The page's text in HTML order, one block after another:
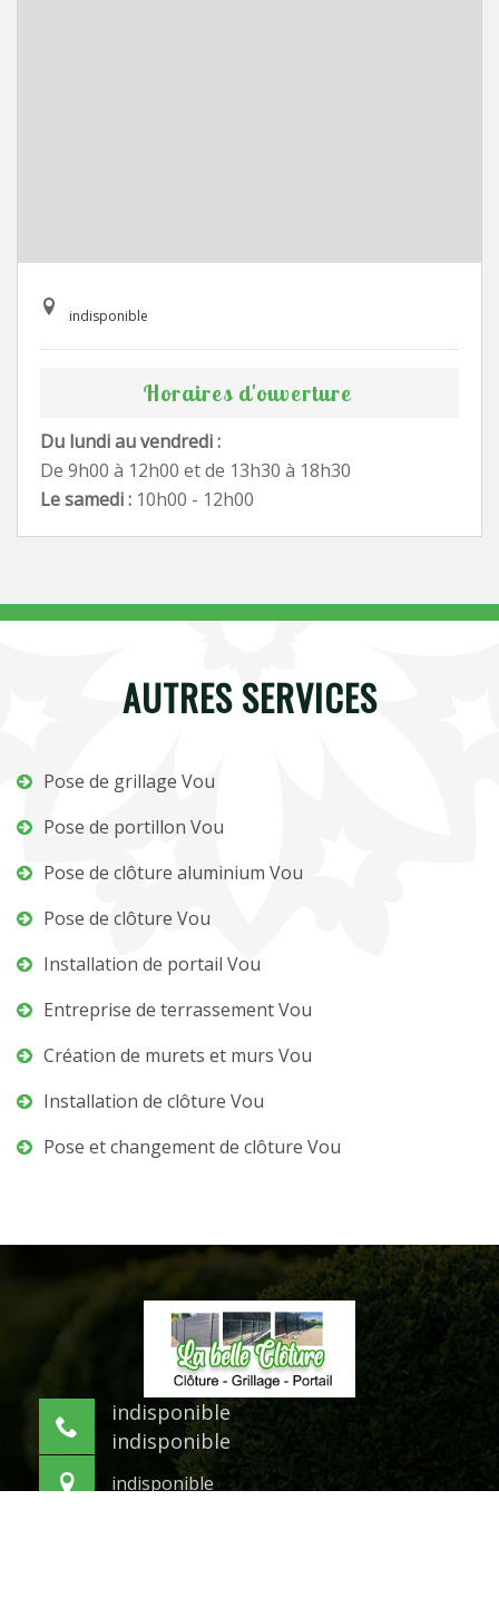
indisponible
Horaires d'ouverture
Du lundi au vendredi :
De 9h00 à 12h00 et de 13h30 à 18h30
Le samedi : 10h00 - 12h00
AUTRES SERVICES
Pose de grillage Vou
Pose de portillon Vou
Pose de clôture aluminium Vou
Pose de clôture Vou
Installation de portail Vou
Entreprise de terrassement Vou
Création de murets et murs Vou
Installation de clôture Vou
Pose et changement de clôture Vou
indisponible
indisponible
indisponible